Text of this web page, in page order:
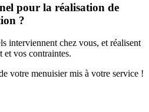
pour la réalisation de
?
interviennent chez vous, et réalisent
et vos contraintes.
votre menuisier mis à votre service !